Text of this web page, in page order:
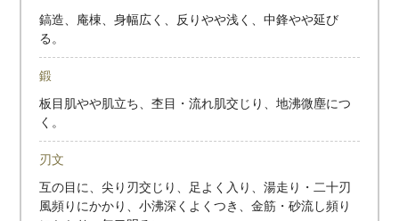
鎬造、庵棟、身幅広く、反りやや浅く、中鋒やや延び
る。
鍛
板目肌やや肌立ち、杢目・流れ肌交じり、地沸微塵につ
く。
刃文
互の目に、尖り刃交じり、足よく入り、湯走り・二十刃
風頻りにかかり、小沸深くよくつき、金筋・砂流し頻り